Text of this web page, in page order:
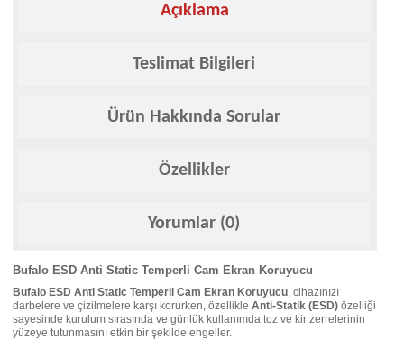
Açıklama
Teslimat Bilgileri
Ürün Hakkında Sorular
Özellikler
Yorumlar (0)
Bufalo ESD Anti Static Temperli Cam Ekran Koruyucu
Bufalo ESD Anti Static Temperli Cam Ekran Koruyucu , cihazınızı
darbelere ve çizilmelere karşı korurken, özellikle Anti-Statik (ESD) özelliği
sayesinde kurulum sırasında ve günlük kullanımda toz ve kir zerrelerinin
yüzeye tutunmasını etkin bir şekilde engeller.